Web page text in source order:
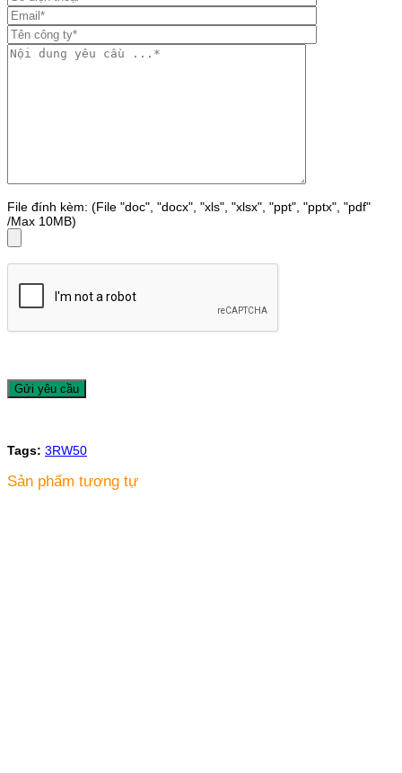
File đính kèm: (File "doc", "docx", "xls", "xlsx", "ppt", "pptx", "pdf"
/Max 10MB)
Tags: 3RW50
Sản phẩm tương tự